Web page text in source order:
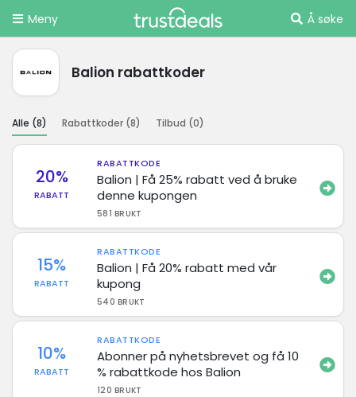
Meny Å søke
Balion rabattkoder
Alle (8) Rabattkoder (8) Tilbud (0)
20%
RABATT
RABATTKODE
Balion | Få 25% rabatt ved å bruke
denne kupongen
581 BRUKT
15%
RABATT
RABATTKODE
Balion | Få 20% rabatt med vår
kupong
540 BRUKT
10%
RABATT
RABATTKODE
Abonner på nyhetsbrevet og få 10
% rabattkode hos Balion
120 BRUKT